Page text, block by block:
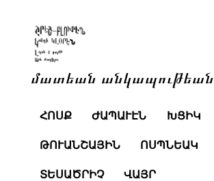
մատեան անկապութեան
ՀՈՍՔ ԺԱՊԱՒԷՆ ԽՑԻԿ
ԹՈՒԱՆՇԱՅԻՆ ՈՍՊՆԵԱԿ
ՏԵՍԱԾՐԻՉ ՎԱՅՐ